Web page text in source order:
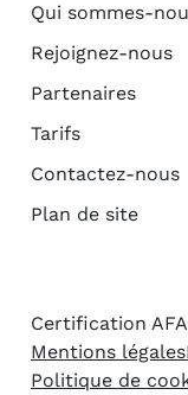
Qui sommes-
Rejoignez-nous
Partenaires
Tarifs
Contactez-nous
Plan de site
Certification
Mentions légales
Politique de